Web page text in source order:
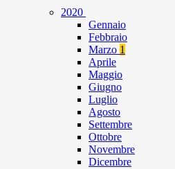
2020
Gennaio
Febbraio
Marzo 1
Aprile
Maggio
Giugno
Luglio
Agosto
Settembre
Ottobre
Novembre
Dicembre